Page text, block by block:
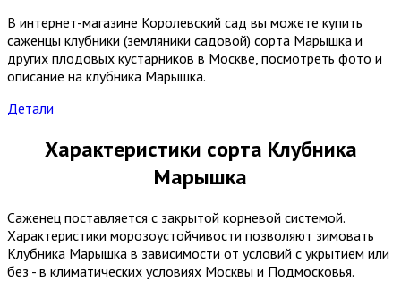
В интернет-магазине Королевский сад вы можете купить
саженцы клубники (земляники садовой) сорта Марышка и
других плодовых кустарников в Москве, посмотреть фото и
описание на клубника Марышка.
Детали
Характеристики сорта Клубника
Марышка
Саженец поставляется с закрытой корневой системой.
Характеристики морозоустойчивости позволяют зимовать
Клубника Марышка в зависимости от условий с укрытием или
без - в климатических условиях Москвы и Подмосковья.